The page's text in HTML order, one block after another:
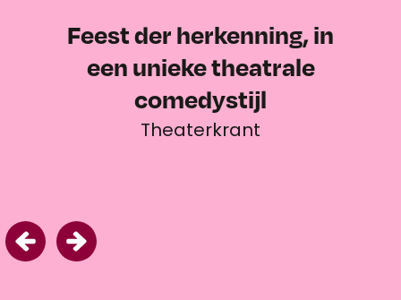
Feest der herkenning, in
een unieke theatrale
comedystijl
Theaterkrant